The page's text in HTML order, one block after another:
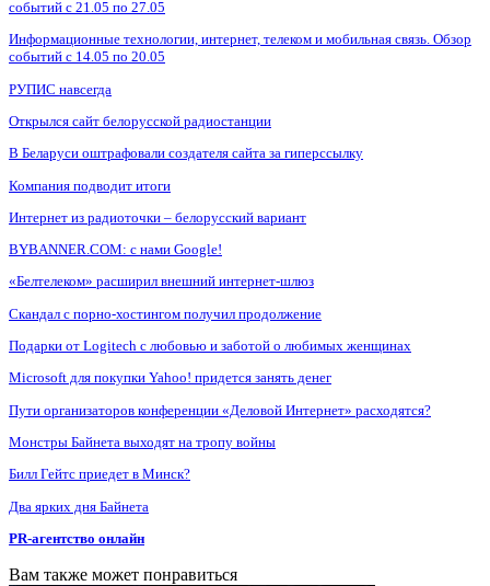
событий с 21.05 по 27.05
Информационные технологии, интернет, телеком и мобильная связь. Обзор
событий с 14.05 по 20.05
РУПИС навсегда
Открылся сайт белорусской радиостанции
В Беларуси оштрафовали создателя сайта за гиперссылку
Компания подводит итоги
Интернет из радиоточки – белорусский вариант
BYBANNER.COM: c нами Google!
«Белтелеком» расширил внешний интернет-шлюз
Скандал с порно-хостингом получил продолжение
Подарки от Logitech с любовью и заботой о любимых женщинах
Microsoft для покупки Yahoo! придется занять денег
Пути организаторов конференции «Деловой Интернет» расходятся?
Монстры Байнета выходят на тропу войны
Билл Гейтс приедет в Минск?
Два ярких дня Байнета
PR-агентство онлайн
Вам также может понравиться